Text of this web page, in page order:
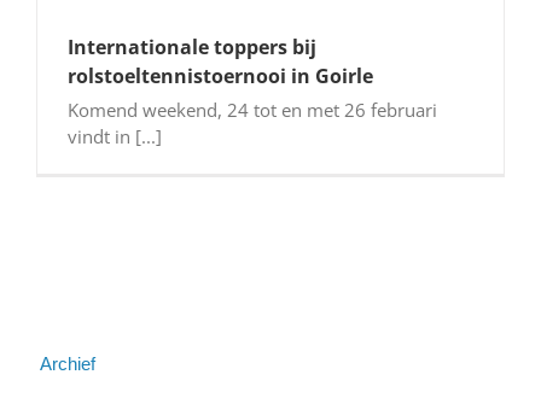
Internationale toppers bij
rolstoeltennistoernooi in Goirle
Komend weekend, 24 tot en met 26 februari
vindt in [...]
Archief